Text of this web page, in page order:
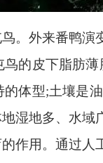
。外来番鸭
的皮下脂肪
体型;土壤是
湿地多、水
作用。通过